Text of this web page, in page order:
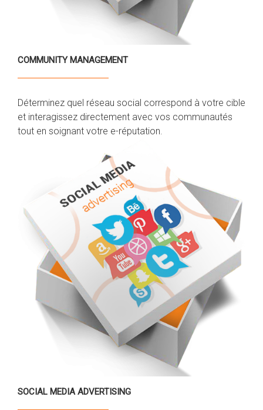
COMMUNITY MANAGEMENT
Déterminez quel réseau social correspond à votre cible
et interagissez directement avec vos communautés
tout en soignant votre e-réputation.
SOCIAL MEDIA ADVERTISING